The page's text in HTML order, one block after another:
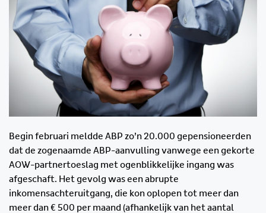
Begin februari meldde ABP zo’n 20.000 gepensioneerden
dat de zogenaamde ABP-aanvulling vanwege een gekorte
AOW-partnertoeslag met ogenblikkelijke ingang was
afgeschaft. Het gevolg was een abrupte
inkomensachteruitgang, die kon oplopen tot meer dan
meer dan € 500 per maand (afhankelijk van het aantal